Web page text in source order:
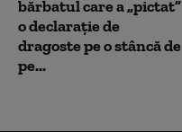
bărbatul care a „pictat”
o declarație de
dragoste pe o stâncă de
pe...